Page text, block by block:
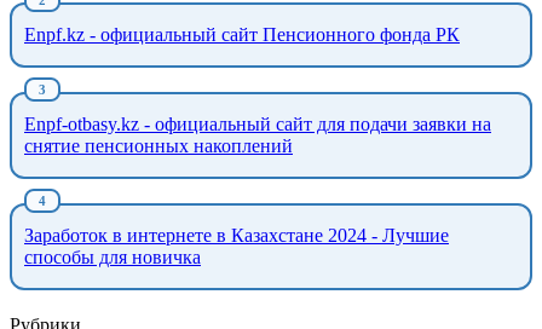
Enpf.kz - официальный сайт Пенсионного фонда РК
Enpf-otbasy.kz - официальный сайт для подачи заявки на
снятие пенсионных накоплений
Заработок в интернете в Казахстане 2024 - Лучшие
способы для новичка
Рубрики